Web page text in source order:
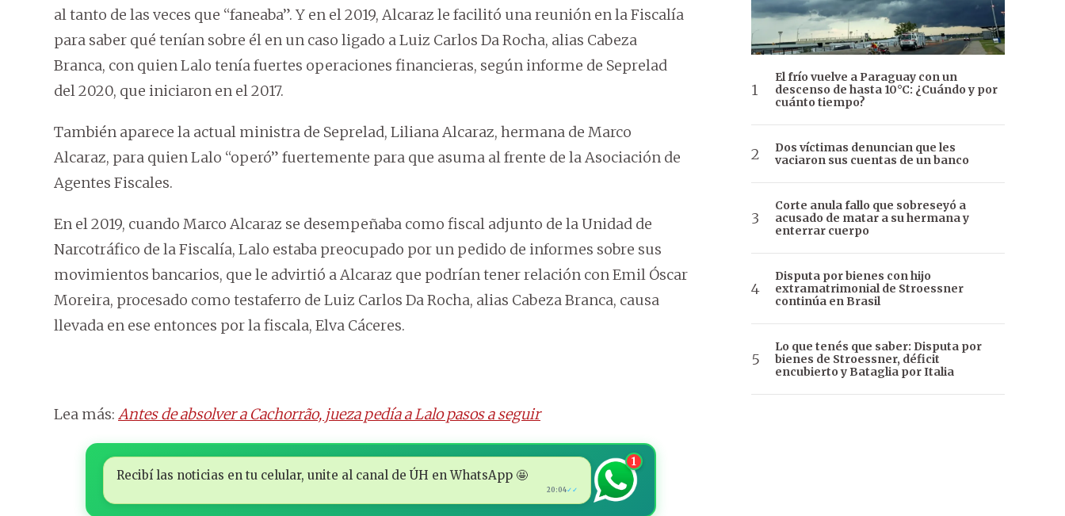
al tanto de las veces que “faneaba”. Y en el 2019, Alcaraz le facilitó una reunión en la Fiscalía
para saber qué tenían sobre él en un caso ligado a Luiz Carlos Da Rocha, alias Cabeza
Branca, con quien Lalo tenía fuertes operaciones financieras, según informe de Seprelad
del 2020, que iniciaron en el 2017.
También aparece la actual ministra de Seprelad, Liliana Alcaraz, hermana de Marco
Alcaraz, para quien Lalo “operó” fuertemente para que asuma al frente de la Asociación de
Agentes Fiscales.
En el 2019, cuando Marco Alcaraz se desempeñaba como fiscal adjunto de la Unidad de
Narcotráfico de la Fiscalía, Lalo estaba preocupado por un pedido de informes sobre sus
movimientos bancarios, que le advirtió a Alcaraz que podrían tener relación con Emil Óscar
Moreira, procesado como testaferro de Luiz Carlos Da Rocha, alias Cabeza Branca, causa
llevada en ese entonces por la fiscala, Elva Cáceres.
Lea más: Antes de absolver a Cachorrão, jueza pedía a Lalo pasos a seguir
Recibí las noticias en tu celular, unite al canal de ÚH en WhatsApp 🤩
20:04✓✓
1
El frío vuelve a Paraguay con un
descenso de hasta 10°C: ¿Cuándo y por
cuánto tiempo?
Dos víctimas denuncian que les
vaciaron sus cuentas de un banco
Corte anula fallo que sobreseyó a
acusado de matar a su hermana y
enterrar cuerpo
Disputa por bienes con hijo
extramatrimonial de Stroessner
continúa en Brasil
Lo que tenés que saber: Disputa por
bienes de Stroessner, déficit
encubierto y Bataglia por Italia